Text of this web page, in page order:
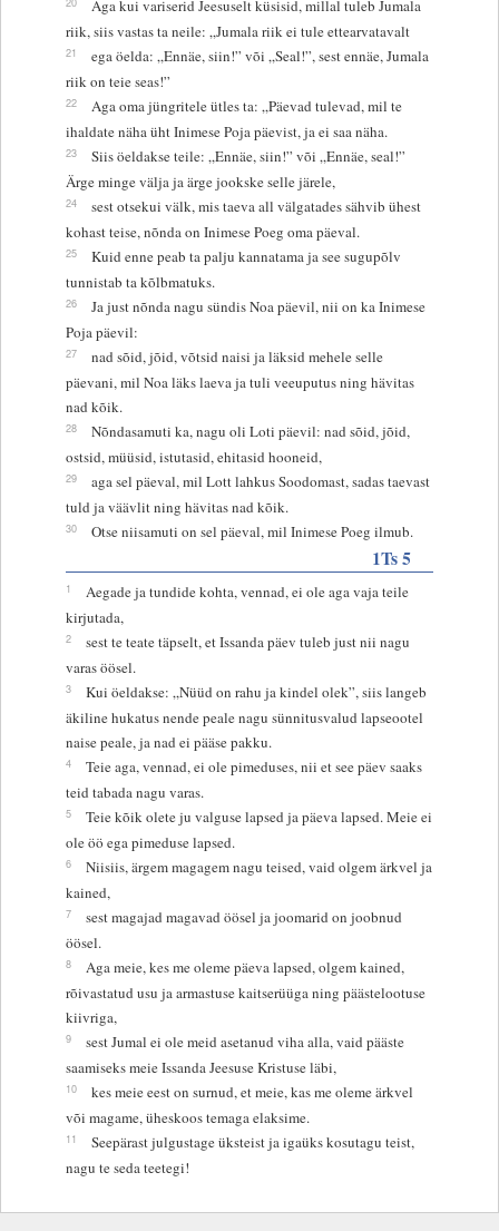
Aga kui variserid Jeesuselt küsisid, millal tuleb Jumala
riik, siis vastas ta neile: „Jumala riik ei tule ettearvatavalt
21
ega öelda: „Ennäe, siin!” või „Seal!”, sest ennäe, Jumala
riik on teie seas!”
22
Aga oma jüngritele ütles ta: „Päevad tulevad, mil te
ihaldate näha üht Inimese Poja päevist, ja ei saa näha.
23
Siis öeldakse teile: „Ennäe, siin!” või „Ennäe, seal!”
Ärge minge välja ja ärge jookske selle järele,
24
sest otsekui välk, mis taeva all välgatades sähvib ühest
kohast teise, nõnda on Inimese Poeg oma päeval.
25
Kuid enne peab ta palju kannatama ja see sugupõlv
tunnistab ta kõlbmatuks.
26
Ja just nõnda nagu sündis Noa päevil, nii on ka Inimese
Poja päevil:
27
nad sõid, jõid, võtsid naisi ja läksid mehele selle
päevani, mil Noa läks laeva ja tuli veeuputus ning hävitas
nad kõik.
28
Nõndasamuti ka, nagu oli Loti päevil: nad sõid, jõid,
ostsid, müüsid, istutasid, ehitasid hooneid,
29
aga sel päeval, mil Lott lahkus Soodomast, sadas taevast
tuld ja väävlit ning hävitas nad kõik.
30 Otse niisamuti on sel päeval, mil Inimese Poeg ilmub.
1Ts 5
1
Aegade ja tundide kohta, vennad, ei ole aga vaja teile
kirjutada,
2
sest te teate täpselt, et Issanda päev tuleb just nii nagu
varas öösel.
3
Kui öeldakse: „Nüüd on rahu ja kindel olek”, siis langeb
äkiline hukatus nende peale nagu sünnitusvalud lapseootel
naise peale, ja nad ei pääse pakku.
4
Teie aga, vennad, ei ole pimeduses, nii et see päev saaks
teid tabada nagu varas.
5
Teie kõik olete ju valguse lapsed ja päeva lapsed. Meie ei
ole öö ega pimeduse lapsed.
6
Niisiis, ärgem magagem nagu teised, vaid olgem ärkvel ja
kained,
7
sest magajad magavad öösel ja joomarid on joobnud
öösel.
8
Aga meie, kes me oleme päeva lapsed, olgem kained,
rõivastatud usu ja armastuse kaitserüüga ning päästelootuse
kiivriga,
9
sest Jumal ei ole meid asetanud viha alla, vaid pääste
saamiseks meie Issanda Jeesuse Kristuse läbi,
10
kes meie eest on surnud, et meie, kas me oleme ärkvel
või magame, üheskoos temaga elaksime.
11
Seepärast julgustage üksteist ja igaüks kosutagu teist,
nagu te seda teetegi!